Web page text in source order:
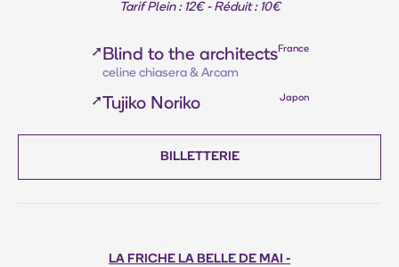
Tarif Plein : 12€ - Réduit : 10€
➚ Blind to the architects
celine chiasera & Arcam
France
➚Tujiko Noriko Japon
BILLETTERIE
LA FRICHE LA BELLE DE MAI -